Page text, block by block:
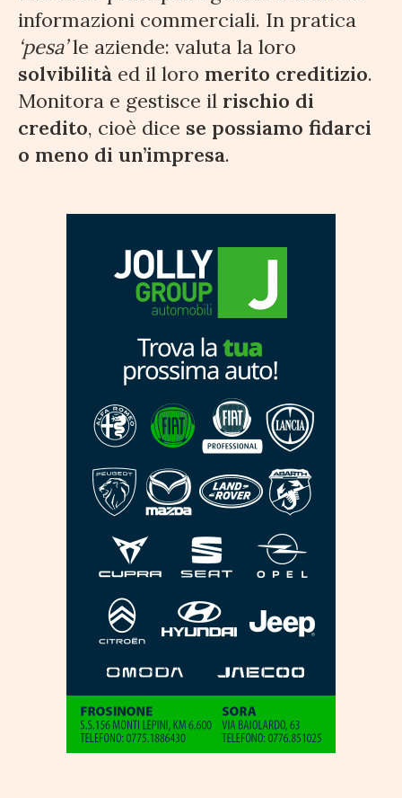
informazioni commerciali. In pratica
‘pesa’le aziende: valuta la loro
solvibilità ed il loro merito creditizio.
Monitora e gestisce il rischio di
credito, cioè dice se possiamo fidarci
o meno di un’impresa.